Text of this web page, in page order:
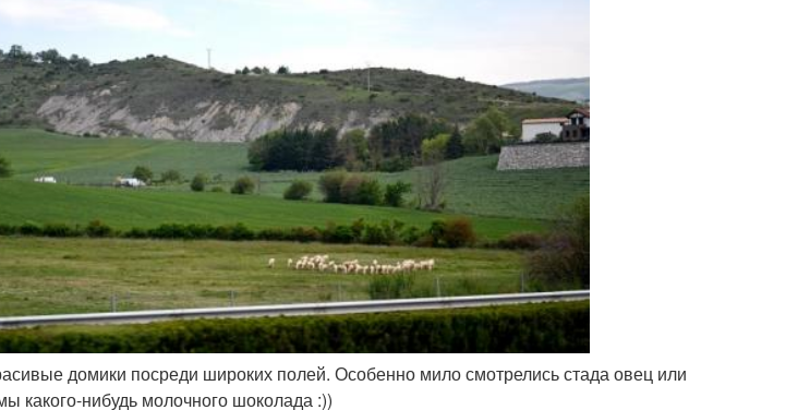
домики посреди широких полей. Особенно мило смотрелись стада овец или
какого-нибудь молочного шоколада :))